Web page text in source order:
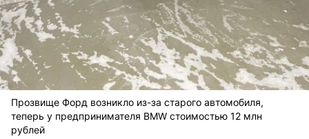
Прозвище Форд возникло из-за старого автомобиля,
теперь у предпринимателя BMW стоимостью 12 млн
рублей